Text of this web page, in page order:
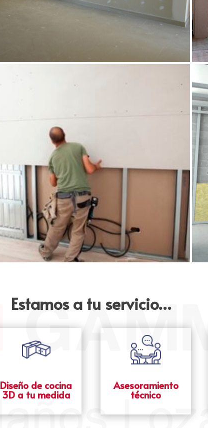
Estamos a tu servicio…
Diseño de cocina
3D a tu medida
Asesoramiento
técnico